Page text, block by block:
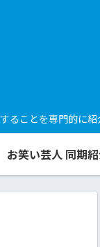
ことを専門的に紹
お笑い芸人 同期